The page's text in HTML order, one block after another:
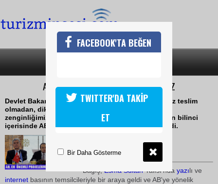
ABYE KATKIDA BULUNMAYA GİDİYORUZ
Devlet Bakanı ve Başmüzakereci Egemen Bağış, biz teslim
olmadan, diklenmeden, dik durarak, kendi tarihi
zenginliğimizin bilinci içerisinde, kendi gücümüzün bilinci
içerisinde AB'ye katkıda bulunmaya gidiyoruz" dedi.
TURİZMİN SESİ
Bağış,Esma SultanYalısı'nda yazılı ve
internet basının temsilcileriyle bir araya geldi ve AB'ye yönelik
FACEBOOK'TA BEĞEN
TWITTER'DA TAKİP
ET
Bir Daha Gösterme